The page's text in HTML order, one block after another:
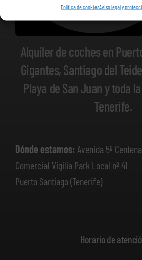
Política de cookiesAviso legal y
Alquiler de coches en
Gigantes, Santiago del
Playa de San Juan y toda
Tenerife.
Dónde estamos: Avenida 5º
Comercial Vigilia Park Local nº 41
Puerto Santiago (Tenerife)
Horario de